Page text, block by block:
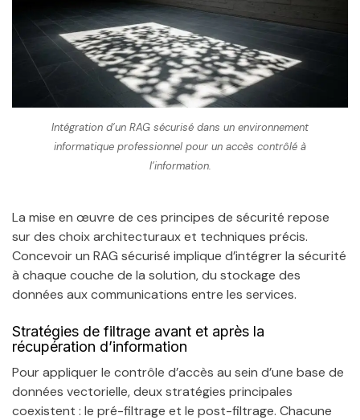
Intégration d’un RAG sécurisé dans un environnement
informatique professionnel pour un accès contrôlé à
l’information.
La mise en œuvre de ces principes de sécurité repose
sur des choix architecturaux et techniques précis.
Concevoir un RAG sécurisé implique d’intégrer la sécurité
à chaque couche de la solution, du stockage des
données aux communications entre les services.
Stratégies de filtrage avant et après la
récupération d’information
Pour appliquer le contrôle d’accès au sein d’une base de
données vectorielle, deux stratégies principales
coexistent : le pré-filtrage et le post-filtrage. Chacune